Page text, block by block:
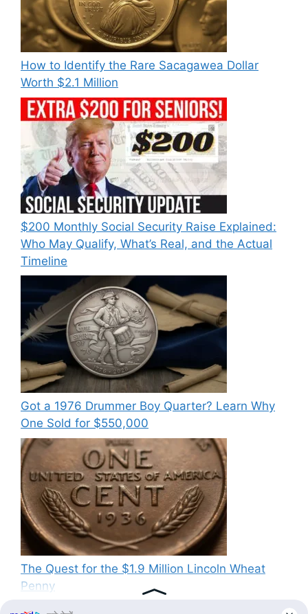
How to Identify the Rare Sacagawea Dollar
Worth $2.1 Million
$200 Monthly Social Security Raise Explained:
Who May Qualify, What’s Real, and the Actual
Timeline
Got a 1976 Drummer Boy Quarter? Learn Why
One Sold for $550,000
The Quest for the $1.9 Million Lincoln Wheat
Penny